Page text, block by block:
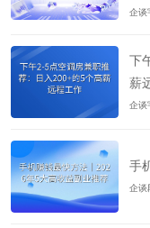
企谈
下
薪
企谈
手
企谈